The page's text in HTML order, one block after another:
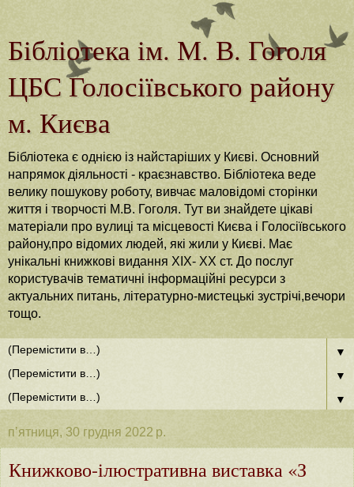
Бібліотека ім. М. В. Гоголя
ЦБС Голосіївського району
м. Києва
Бібліотека є однією із найстаріших у Києві. Основний
напрямок діяльності - краєзнавство. Бібліотека веде
велику пошукову роботу, вивчає маловідомі сторінки
життя і творчості М.В. Гоголя. Тут ви знайдете цікаві
матеріали про вулиці та місцевості Києва і Голосіївського
району,про відомих людей, які жили у Києві. Має
унікальні книжкові видання ХІХ- ХХ ст. До послуг
користувачів тематичні інформаційні ресурси з
актуальних питань, літературно-мистецькі зустрічі,вечори
тощо.
▼
▼
▼
пʼятниця, 30 грудня 2022 р.
Книжково-ілюстративна виставка «З